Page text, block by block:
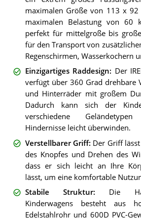
maximalen Größe von 113 x
maximalen Belastung von 60
perfekt für mittelgroße bis
für den Transport von
Regenschirmen, Wasserkochern
Einzigartiges Raddesign: Der
verfügt über 360 Grad drehbare
und Hinterräder mit großem
Dadurch kann sich der
verschiedene
Hindernisse leicht überwinden.
Verstellbarer Griff: Der Griff
des Knopfes und Drehen des
dass er sich leicht an Ihre
lässt, um eine komfortable
Stabile Struktur: Die
Kinderwagens besteht aus
Edelstahlrohr und 600D PVC-